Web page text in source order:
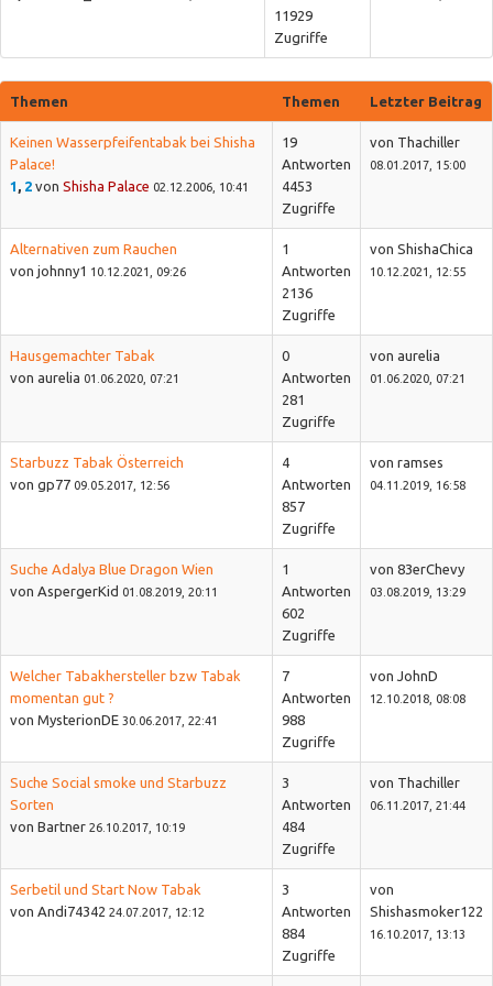
11929
Zugriffe
Themen Themen Letzter Beitrag
Keinen Wasserpfeifentabak bei Shisha
Palace!
1
2 von Shisha Palace 02.12.2006, 10:41
19
Antworten
4453
Zugriffe
von Thachiller
08.01.2017, 15:00
Alternativen zum Rauchen
von johnny1 10.12.2021, 09:26
1
Antworten
2136
Zugriffe
von ShishaChica
10.12.2021, 12:55
Hausgemachter Tabak
von aurelia 01.06.2020, 07:21
0
Antworten
281
Zugriffe
von aurelia
01.06.2020, 07:21
Starbuzz Tabak Österreich
von gp77 09.05.2017, 12:56
4
Antworten
857
Zugriffe
von ramses
04.11.2019, 16:58
Suche Adalya Blue Dragon Wien
von AspergerKid 01.08.2019, 20:11
1
Antworten
602
Zugriffe
von 83erChevy
03.08.2019, 13:29
Welcher Tabakhersteller bzw Tabak
momentan gut ?
von MysterionDE 30.06.2017, 22:41
7
Antworten
988
Zugriffe
von JohnD
12.10.2018, 08:08
Suche Social smoke und Starbuzz
Sorten
von Bartner 26.10.2017, 10:19
3
Antworten
484
Zugriffe
von Thachiller
06.11.2017, 21:44
Serbetil und Start Now Tabak
von Andi74342 24.07.2017, 12:12
3
Antworten
884
Zugriffe
von
Shishasmoker122
16.10.2017, 13:13